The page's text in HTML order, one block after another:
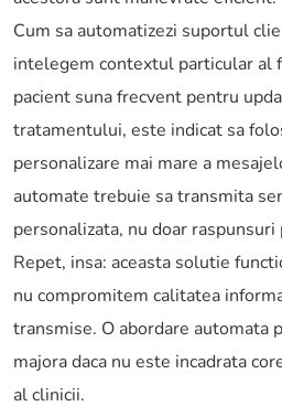
Cum sa automatizezi suportul
intelegem contextul particular al
pacient suna frecvent pentru
tratamentului, este indicat sa
personalizare mai mare a
automate trebuie sa transmita
personalizata, nu doar
Repet, insa: aceasta solutie
nu compromitem calitatea
transmise. O abordare automata
majora daca nu este incadrata
al clinicii.